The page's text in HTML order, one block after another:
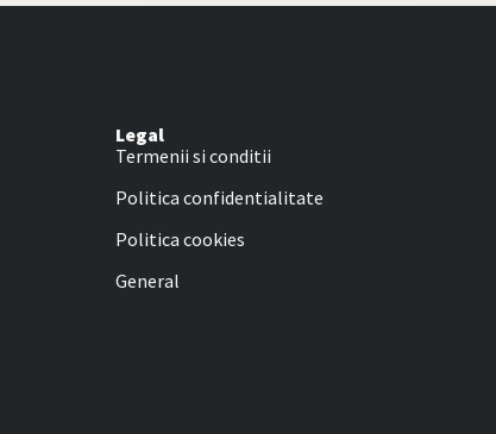
Legal
Termenii si conditii
Politica confidentialitate
Politica cookies
General